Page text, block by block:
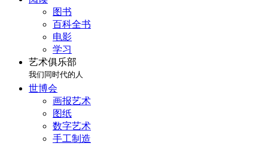
图书
百科全书
电影
学习
艺术俱乐部
我们同时代的人
世博会
画报艺术
图纸
数字艺术
手工制造